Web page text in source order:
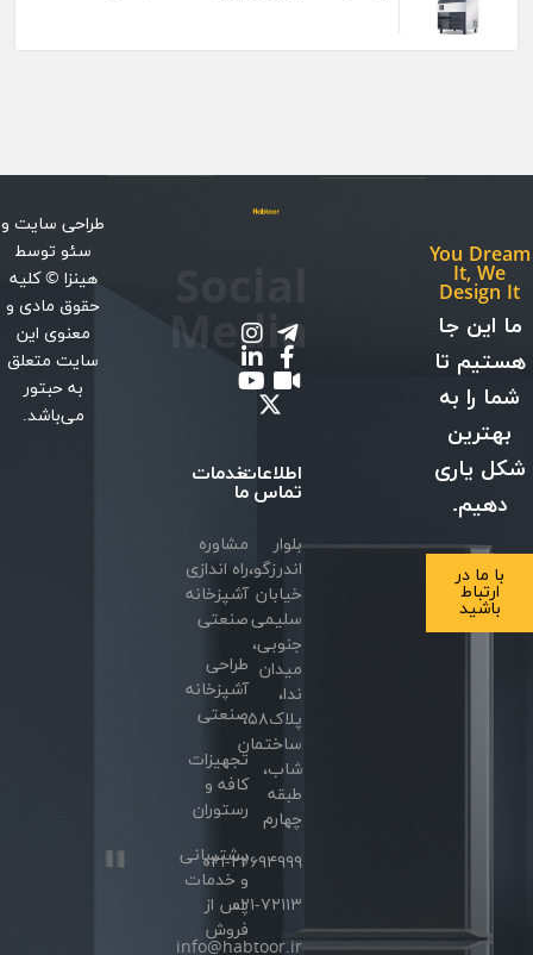
You Dream
It, We
Design It
ما این جا
هستیم تا
شما را به
بهترین
شکل یاری
دهیم.
با ما در
ارتباط
باشید
اطلاعات
تماس
بلوار
اندرزگو،
خیابان
سلیمی
جنوبی،
میدان
ندا،
پلاک۵۸،
ساختمان
شاب،
طبقه
چهارم
۰۲۱-۲۲۶۹۴۹۹۹
۰۲۱-۷۲۱۱۳
info@habtoor.ir
Media
خدمات
ما
مشاوره
راه اندازی
آشپزخانه
صنعتی
طراحی
آشپزخانه
صنعتی
تجهیزات
کافه و
رستوران
پشتیبانی
و خدمات
پس از
فروش
طراحی سایتو
سئوتوسط
هینزا © کلیه
حقوق مادی و
معنوی این
سایت متعلق
به حبتور
می‌باشد.